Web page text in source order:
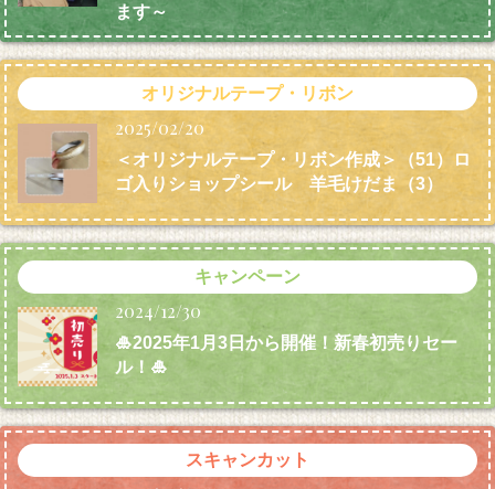
ます～
オリジナルテープ・リボン
2025/02/20
＜オリジナルテープ・リボン作成＞（51）ロ
ゴ入りショップシール 羊毛けだま （3）
キャンペーン
2024/12/30
🎍2025年1月3日から開催！新春初売りセー
ル！🎍
スキャンカット